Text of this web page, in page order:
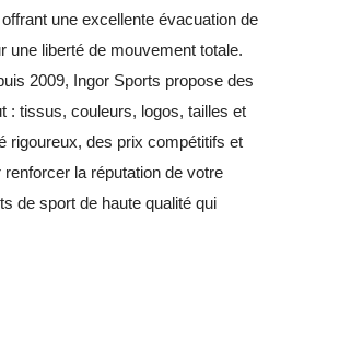
une excellente évacuation de
une liberté de mouvement totale.
2009, Ingor Sports propose des
tissus, couleurs, logos, tailles et
rigoureux, des prix compétitifs et
la réputation de votre
de sport de haute qualité qui